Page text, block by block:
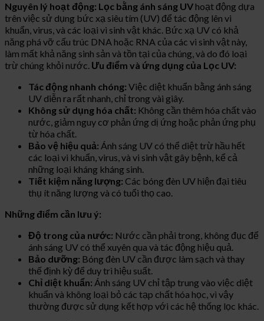
Nguyên lý hoạt động: Lọc bằng ánh sáng UV hoạt động dựa
trên việc sử dụng bức xạ siêu tím (UV) để tác động lên vi
khuẩn, virus, và các loại vi sinh vật khác. Bức xạ UV có khả
năng phá vỡ cấu trúc DNA hoặc RNA của các vi sinh vật này,
làm mất khả năng sinh sản và tồn tại của chúng, và do đó loại
trừ chúng khỏi nước. Ưu điểm và ứng dụng của Lọc UV:
Tác động nhanh chóng: Việc diệt khuẩn bằng ánh sáng
UV diễn ra rất nhanh, chỉ trong vài giây.
Không sử dụng hóa chất: Không cần thêm hóa chất vào
nước, giảm nguy cơ phản ứng dị ứng hoặc phản ứng phụ
từ hóa chất.
Bảo vệ hiệu quả: Ánh sáng UV có thể diệt trừ hầu hết
các loại vi khuẩn, virus, và vi sinh vật gây bệnh, kể cả
những loại kháng kháng sinh.
Tiết kiệm năng lượng: Các bóng đèn UV hiện đại tiêu
thụ ít năng lượng và có tuổi thọ cao.
Những điểm cần lưu ý:
Độ trong của nước: Nước cần phải trong, không đục để
ánh sáng UV có thể xuyên qua và tác động hiệu quả.
Bảo dưỡng: Bóng đèn UV cần được làm sạch và thay
thế định kỳ để duy trì hiệu suất.
Chỉ diệt khuẩn: Ánh sáng UV chỉ tập trung vào việc diệt
khuẩn và không loại bỏ các tạp chất hóa học, vì vậy
thường được sử dụng kết hợp với các hệ thống lọc khác.